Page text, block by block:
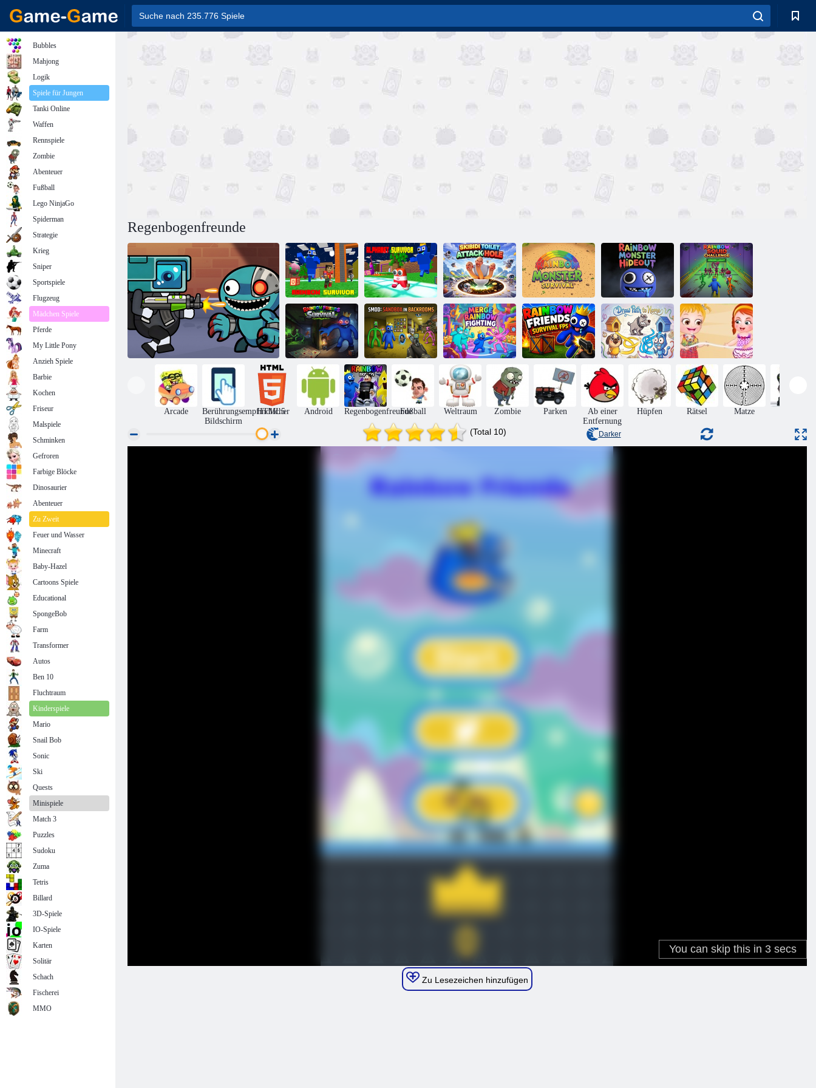
Regenbogenfreunde
Regenbogen-
Überlebender
Alphabet-
Überlebender
Skibidi
Toiletten-
Angriffsloch
Überleben des
Regenbogenmonsters
Regenbogenmonster-
Versteck 3D
Regenbogen-
Tintenfisch-
Herausforderung
Überleben der
Regenbogenfreunde
SMod: Sandbox
Hinterzimmern
Regenbogenkämpfe
zusammenführen
Rainbow
Friends Survival
FPS
Zeichne den
Weg nach Hause
Baby Hazel
Beach Party
Arcade
Berührungsempfindlicher
Bildschirm
HTML5 Android RegenbogenfreundeFußball Weltraum Zombie Parken
Ab einer
Entfernung
Hüpfen Rätsel Matze
(Total 10) Darker
Zu Lesezeichen hinzufügen
Bubbles
Mahjong
Logik
Spiele für Jungen
Tanki Online
Waffen
Rennspiele
Zombie
Abenteuer
Fußball
Lego NinjaGo
Spiderman
Strategie
Krieg
Sniper
Sportspiele
Flugzeug
Mädchen Spiele
Pferde
My Little Pony
Anzieh Spiele
Barbie
Kochen
Friseur
Malspiele
Schminken
Gefroren
Farbige Blöcke
Dinosaurier
Abenteuer
Zu Zweit
Feuer und Wasser
Minecraft
Baby-Hazel
Cartoons Spiele
Educational
SpongeBob
Farm
Transformer
Autos
Ben 10
Fluchtraum
Kinderspiele
Mario
Snail Bob
Sonic
Ski
Quests
Minispiele
Match 3
Puzzles
Sudoku
Zuma
Tetris
Billard
3D-Spiele
IO-Spiele
Karten
Solitär
Schach
Fischerei
MMO